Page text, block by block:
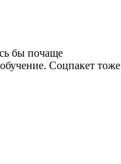
бы почаще
Соцпакет